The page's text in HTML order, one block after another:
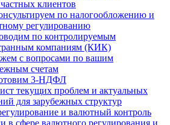
клиентов
по налогообложению и
регулированию
по контролируемым
компаниям (КИК)
с вопросами по вашим
счетам
3-НДФЛ
текущих проблем и актуальных
для зарубежных структур
и валютный контроль
в сфере валютного регулирования и